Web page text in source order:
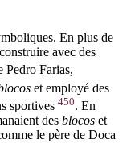
En plus de
avec des
Pedro Farias,
et employé des
sportives 450. En
des blocos et
le père de Doca